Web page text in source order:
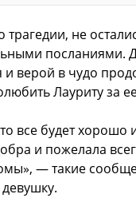
не
посланиями.
и верой в чудо
Лауриту за
все будет хорошо
и пожелала
— такие